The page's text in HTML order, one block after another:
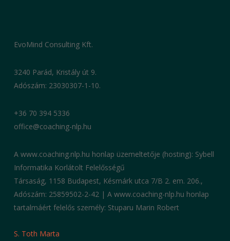
EvoMind Consulting Kft.
3240 Parád, Kristály út 9.
Adószám: 23030307-1-10.
+36 70 394 5336
office@coaching-nlp.hu
A www.coaching.nlp.hu honlap üzemeltetője (hosting): Sybell
Informatika Korlátolt Felelősségű
Társaság, 1158 Budapest, Késmárk utca 7/B 2. em. 206.,
Adószám: 25859502-2-42 | A www.coaching-nlp.hu honlap
tartalmáért felelős személy: Stuparu Marin Robert
S. Toth Marta